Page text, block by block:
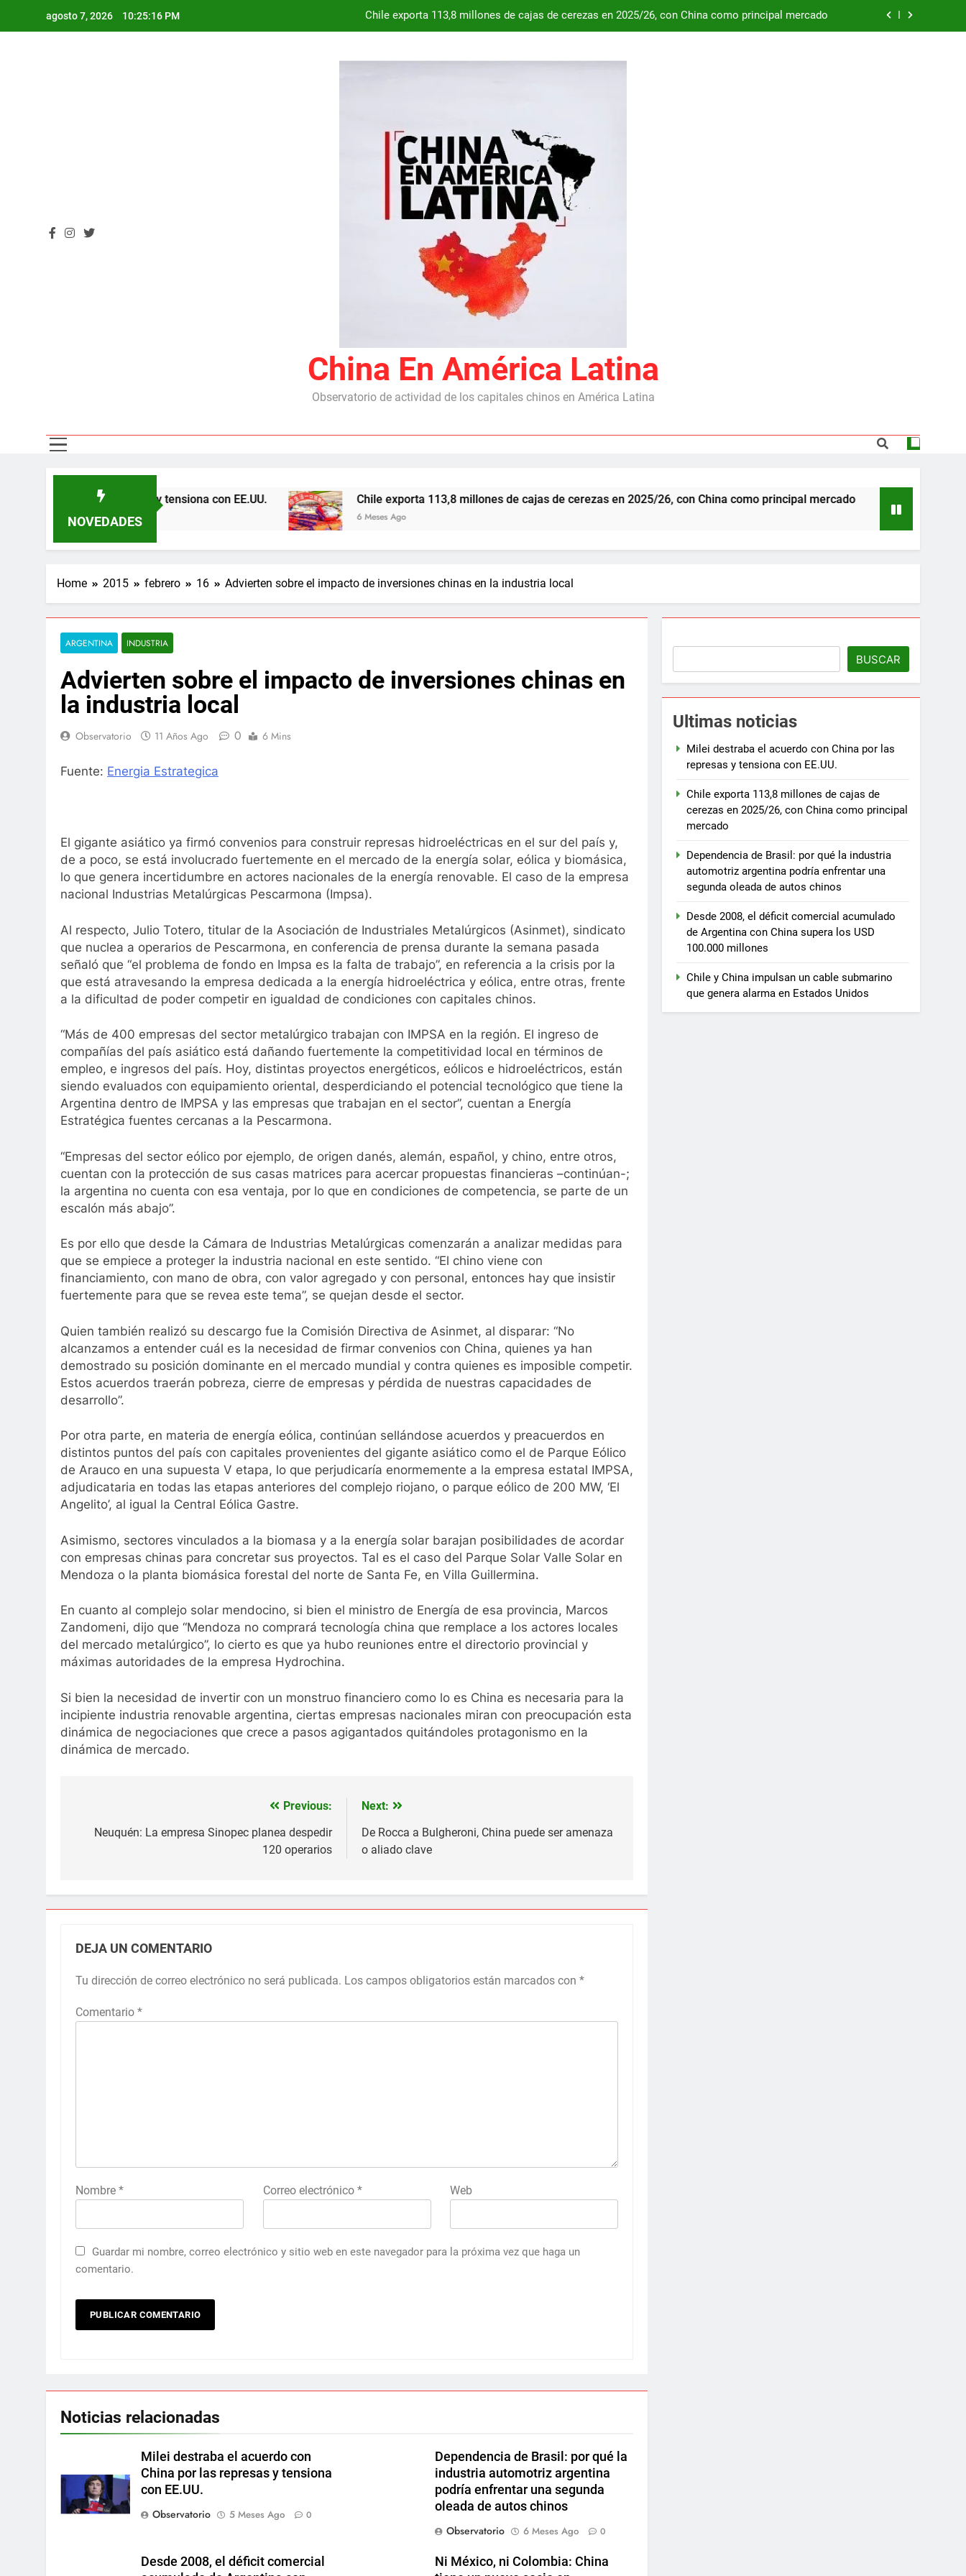
agosto 7, 2026 10:25:17 PM Chile exporta 113,8 millones de cajas de cerezas en 2025/26, con China como principal mercado
Chile exporta 113,8 millones de cajas de cerezas en 2025/26, con China como principal mercado
Dependencia de Brasil: por qué la industria automotriz argentina podría enfrentar una segunda oleada de
Desde 2008, el déficit comercial acumulado de Argentina con China supera los USD 100.000 millones
China En América Latina
Observatorio de actividad de los capitales chinos en América Latina
NOVEDADES
las represas y tensiona con EE.UU. Chile exporta 113,8 millones de cajas de cerezas en 2025/26, con China como principal mercado
6 Meses Ago 6 Meses Ago
Home 2015 febrero 16 Advierten sobre el impacto de inversiones chinas en la industria local
ARGENTINA INDUSTRIA
Advierten sobre el impacto de inversiones chinas en
la industria local
Observatorio 11 Años Ago 0 6 Mins
Fuente: Energia Estrategica
El gigante asiático ya firmó convenios para construir represas hidroeléctricas en el sur del país y,
de a poco, se está involucrado fuertemente en el mercado de la energía solar, eólica y biomásica,
lo que genera incertidumbre en actores nacionales de la energía renovable. El caso de la empresa
nacional Industrias Metalúrgicas Pescarmona (Impsa).
Al respecto, Julio Totero, titular de la Asociación de Industriales Metalúrgicos (Asinmet), sindicato
que nuclea a operarios de Pescarmona, en conferencia de prensa durante la semana pasada
señaló que “el problema de fondo en Impsa es la falta de trabajo”, en referencia a la crisis por la
que está atravesando la empresa dedicada a la energía hidroeléctrica y eólica, entre otras, frente
a la dificultad de poder competir en igualdad de condiciones con capitales chinos.
“Más de 400 empresas del sector metalúrgico trabajan con IMPSA en la región. El ingreso de
compañías del país asiático está dañando fuertemente la competitividad local en términos de
empleo, e ingresos del país. Hoy, distintas proyectos energéticos, eólicos e hidroeléctricos, están
siendo evaluados con equipamiento oriental, desperdiciando el potencial tecnológico que tiene la
Argentina dentro de IMPSA y las empresas que trabajan en el sector”, cuentan a Energía
Estratégica fuentes cercanas a la Pescarmona.
“Empresas del sector eólico por ejemplo, de origen danés, alemán, español, y chino, entre otros,
cuentan con la protección de sus casas matrices para acercar propuestas financieras –continúan-;
la argentina no cuenta con esa ventaja, por lo que en condiciones de competencia, se parte de un
escalón más abajo”.
Es por ello que desde la Cámara de Industrias Metalúrgicas comenzarán a analizar medidas para
que se empiece a proteger la industria nacional en este sentido. “El chino viene con
financiamiento, con mano de obra, con valor agregado y con personal, entonces hay que insistir
fuertemente para que se revea este tema”, se quejan desde el sector.
Quien también realizó su descargo fue la Comisión Directiva de Asinmet, al disparar: “No
alcanzamos a entender cuál es la necesidad de firmar convenios con China, quienes ya han
demostrado su posición dominante en el mercado mundial y contra quienes es imposible competir.
Estos acuerdos traerán pobreza, cierre de empresas y pérdida de nuestras capacidades de
desarrollo”.
Por otra parte, en materia de energía eólica, continúan sellándose acuerdos y preacuerdos en
distintos puntos del país con capitales provenientes del gigante asiático como el de Parque Eólico
de Arauco en una supuesta V etapa, lo que perjudicaría enormemente a la empresa estatal IMPSA,
adjudicataria en todas las etapas anteriores del complejo riojano, o parque eólico de 200 MW, ‘El
Angelito’, al igual la Central Eólica Gastre.
Asimismo, sectores vinculados a la biomasa y a la energía solar barajan posibilidades de acordar
con empresas chinas para concretar sus proyectos. Tal es el caso del Parque Solar Valle Solar en
Mendoza o la planta biomásica forestal del norte de Santa Fe, en Villa Guillermina.
En cuanto al complejo solar mendocino, si bien el ministro de Energía de esa provincia, Marcos
Zandomeni, dijo que “Mendoza no comprará tecnología china que remplace a los actores locales
del mercado metalúrgico”, lo cierto es que ya hubo reuniones entre el directorio provincial y
máximas autoridades de la empresa Hydrochina.
Si bien la necesidad de invertir con un monstruo financiero como lo es China es necesaria para la
incipiente industria renovable argentina, ciertas empresas nacionales miran con preocupación esta
dinámica de negociaciones que crece a pasos agigantados quitándoles protagonismo en la
dinámica de mercado.
Previous:
Neuquén: La empresa Sinopec planea despedir
120 operarios
Next:
De Rocca a Bulgheroni, China puede ser amenaza
o aliado clave
DEJA UN COMENTARIO
Tu dirección de correo electrónico no será publicada. Los campos obligatorios están marcados con *
Comentario *
Nombre * Correo electrónico * Web
Guardar mi nombre, correo electrónico y sitio web en este navegador para la próxima vez que haga un
comentario.
Noticias relacionadas
Milei destraba el acuerdo con
China por las represas y tensiona
con EE.UU.
Observatorio
5 Meses Ago 0
Dependencia de Brasil: por qué la
industria automotriz argentina
podría enfrentar una segunda
oleada de autos chinos
Observatorio
6 Meses Ago 0
Desde 2008, el déficit comercial
Ni México, ni Colombia: China
BUSCAR
Ultimas noticias
Milei destraba el acuerdo con China por las
represas y tensiona con EE.UU.
Chile exporta 113,8 millones de cajas de
cerezas en 2025/26, con China como principal
mercado
Dependencia de Brasil: por qué la industria
automotriz argentina podría enfrentar una
segunda oleada de autos chinos
Desde 2008, el déficit comercial acumulado
de Argentina con China supera los USD
100.000 millones
Chile y China impulsan un cable submarino
que genera alarma en Estados Unidos